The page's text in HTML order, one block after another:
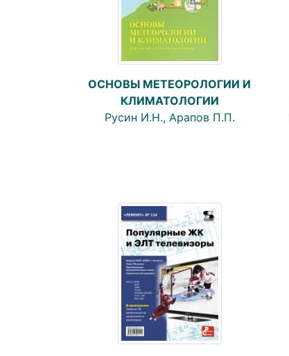
ОСНОВЫ МЕТЕОРОЛОГИИ И
КЛИМАТОЛОГИИ
Русин И.Н., Арапов П.П.